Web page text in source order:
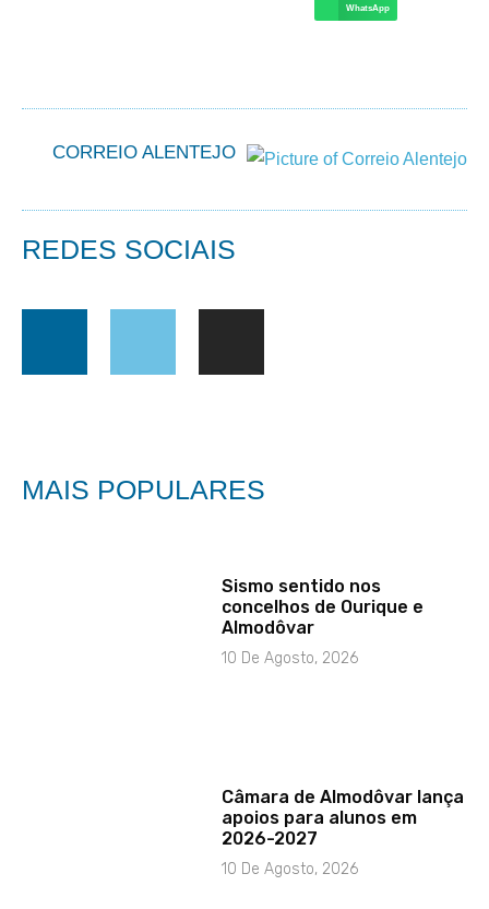
WhatsApp
CORREIO ALENTEJO
REDES SOCIAIS
MAIS POPULARES
Sismo sentido nos
concelhos de Ourique e
Almodôvar
10 De Agosto, 2026
Câmara de Almodôvar lança
apoios para alunos em
2026-2027
10 De Agosto, 2026